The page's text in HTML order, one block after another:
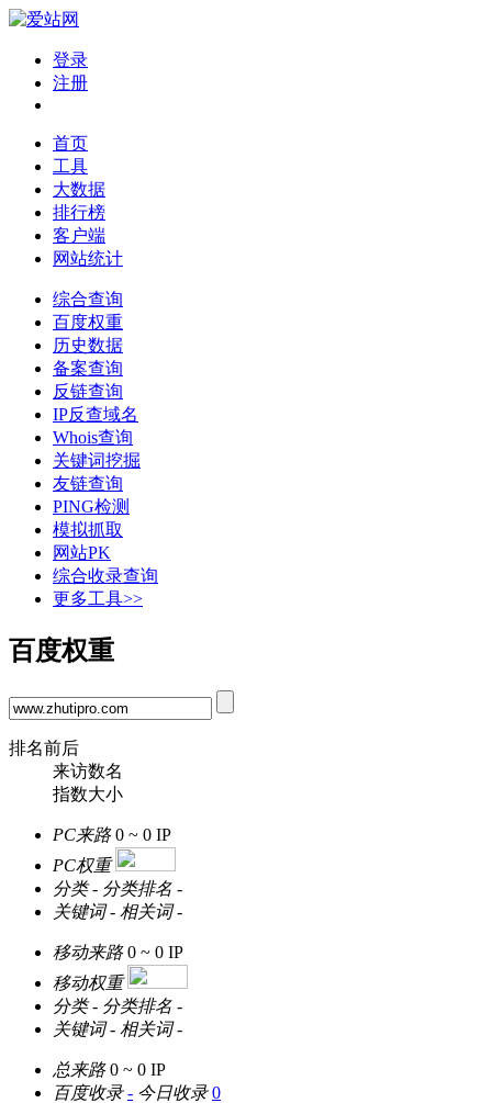
登录
注册
首页
工具
大数据
排行榜
客户端
网站统计
综合查询
百度权重
历史数据
备案查询
反链查询
IP反查域名
Whois查询
关键词挖掘
友链查询
PING检测
模拟抓取
网站PK
综合收录查询
更多工具>>
百度权重
排名前后
来访数名
指数大小
PC来路 0 ~ 0 IP
PC权重
分类 - 分类排名 -
关键词 - 相关词 -
移动来路 0 ~ 0 IP
移动权重
分类 - 分类排名 -
关键词 - 相关词 -
总来路 0 ~ 0 IP
百度收录 - 今日收录 0